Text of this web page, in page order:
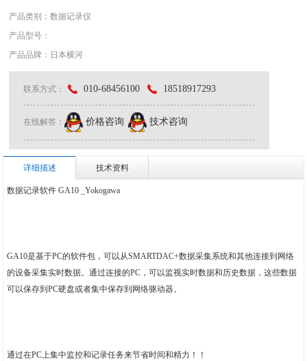
产品类别：数据记录仪
产品型号：
产品品牌： 日本横河
联系方式： 010-68456100 18518917293
在线解答： 价格咨询 技术咨询
详细描述 技术资料
数据记录软件 GA10 _Yokogawa
GA10是基于PC的软件包，可以从SMARTDAC+数据采集系统和其他连接到网络
的设备采集实时数据。通过连接的PC，可以监视实时数据和历史数据，这些数据
可以保存到PC硬盘或者集中保存到网络驱动器。
通过在PC上集中监控和记录任务来节省时间和精力！！